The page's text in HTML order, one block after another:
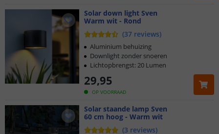
Solar down light Sven
Warm wit - Rond
(37 reviews)
OP VOORRAAD
29,95
Aluminium behuizing
Downlight zonder snoeren
Lichtopbrengst: 20 Lumen
Solar staande lamp Sven
60 cm hoog - Warm wit
(3 reviews)